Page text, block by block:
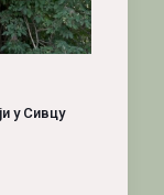
у Сивцу